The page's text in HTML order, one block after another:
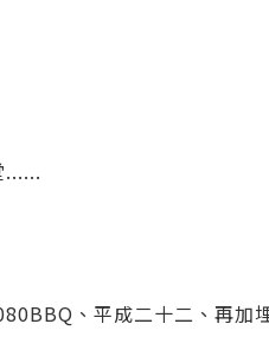
、平成二十二、再